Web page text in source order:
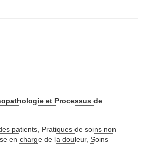
et Processus de
patients, Pratiques de soins non
en charge de la douleur, Soins